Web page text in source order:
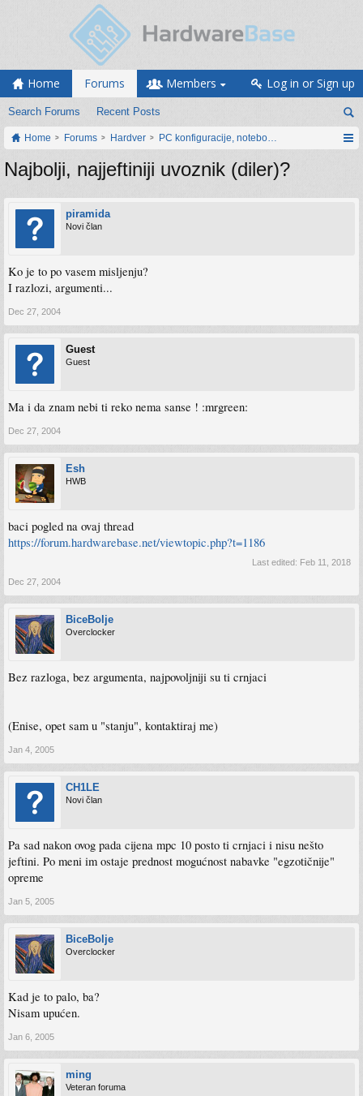
Home Forums
Search Forums Recent Posts
Members Log in or Sign up
Home Forums Hardver PC konfiguracije, notebook računari, servis
Najbolji, najjeftiniji uvoznik (diler)?
piramida
Novi član
Ko je to po vasem misljenju?
I razlozi, argumenti...
Dec 27, 2004
Guest
Guest
Ma i da znam nebi ti reko nema sanse ! :mrgreen:
Dec 27, 2004
Esh
HWB
baci pogled na ovaj thread
https://forum.hardwarebase.net/viewtopic.php?t=1186
Last edited: Feb 11, 2018
Dec 27, 2004
BiceBolje
Overclocker
Bez razloga, bez argumenta, najpovoljniji su ti crnjaci
(Enise, opet sam u "stanju", kontaktiraj me)
Jan 4, 2005
CH1LE
Novi član
Pa sad nakon ovog pada cijena mpc 10 posto ti crnjaci i nisu nešto
jeftini. Po meni im ostaje prednost mogućnost nabavke "egzotičnije"
opreme
Jan 5, 2005
BiceBolje
Overclocker
Kad je to palo, ba?
Nisam upućen.
Jan 6, 2005
ming
Veteran foruma